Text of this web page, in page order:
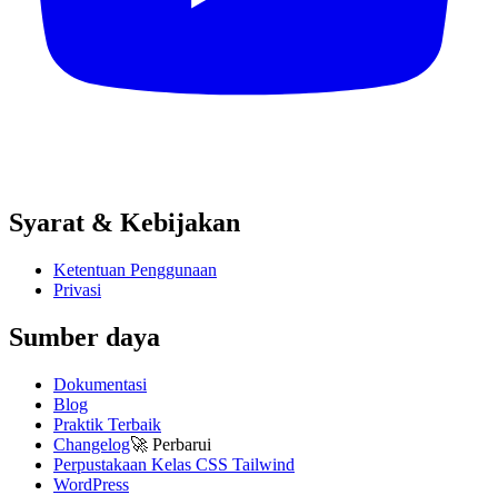
Syarat & Kebijakan
Ketentuan Penggunaan
Privasi
Sumber daya
Dokumentasi
Blog
Praktik Terbaik
Changelog🚀 Perbarui
Perpustakaan Kelas CSS Tailwind
WordPress